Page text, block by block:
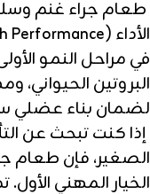
طعام جراء غنم
لضمان بناء عضلي
إذا كنت تبحث عن
الصغير، فإن طعام
الخيار المهني